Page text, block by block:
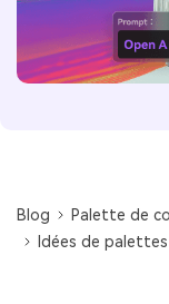
Blog
Palette de
Idées de